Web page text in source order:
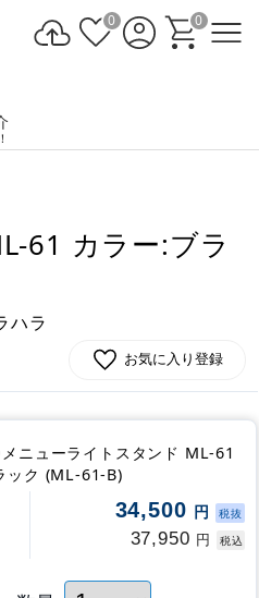
0 0
61 カラー:ブラ
ハラ
お気に入り登録
ニューライトスタンド ML-61
ック (ML-61-B)
34,500 円 税抜
37,950 円 税込